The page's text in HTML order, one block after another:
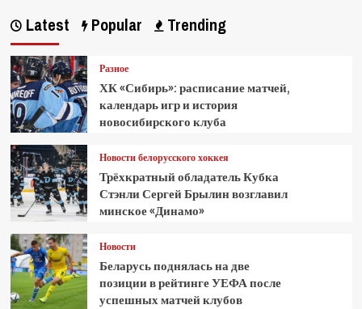
Latest Popular Trending
Разное
ХК «Сибирь»: расписание матчей,
календарь игр и история
новосибирского клуба
Новости белорусского хоккея
Трёхкратный обладатель Кубка
Стэнли Сергей Брылин возглавил
минское «Динамо»
Новости
Беларусь поднялась на две
позиции в рейтинге УЕФА после
успешных матчей клубов